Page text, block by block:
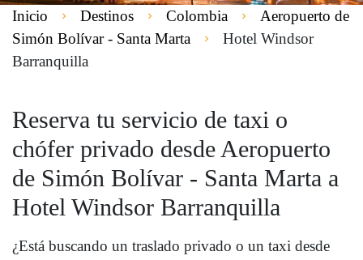
Inicio Destinos Colombia
Aeropuerto de
Simón Bolívar - Santa Marta
Hotel Windsor
Barranquilla
Reserva tu servicio de taxi o
chófer privado desde Aeropuerto
de Simón Bolívar - Santa Marta a
Hotel Windsor Barranquilla
¿Está buscando un traslado privado o un taxi desde